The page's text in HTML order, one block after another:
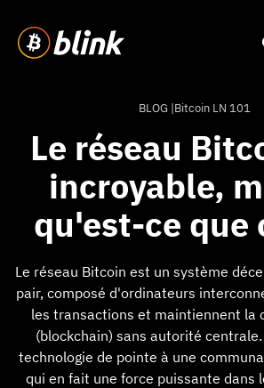
BLOG |Bitcoin LN 101
Le réseau
incroyable,
qu'est-ce que
Le réseau Bitcoin est un système
pair, composé d'ordinateurs
les transactions et maintiennent la
(blockchain) sans autorité
technologie de pointe à une
qui en fait une force puissante dans